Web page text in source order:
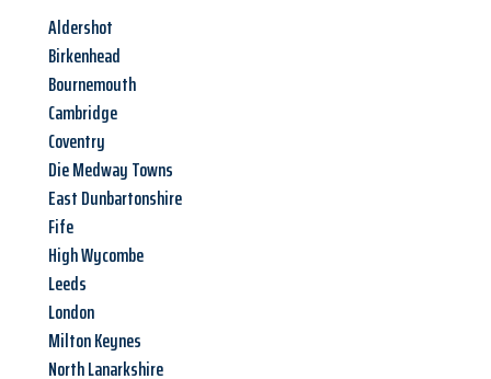
Aldershot
Birkenhead
Bournemouth
Cambridge
Coventry
Die Medway Towns
East Dunbartonshire
Fife
High Wycombe
Leeds
London
Milton Keynes
North Lanarkshire